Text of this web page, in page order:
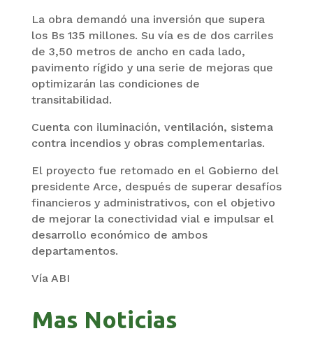
La obra demandó una inversión que supera
los Bs 135 millones. Su vía es de dos carriles
de 3,50 metros de ancho en cada lado,
pavimento rígido y una serie de mejoras que
optimizarán las condiciones de
transitabilidad.
Cuenta con iluminación, ventilación, sistema
contra incendios y obras complementarias.
El proyecto fue retomado en el Gobierno del
presidente Arce, después de superar desafíos
financieros y administrativos, con el objetivo
de mejorar la conectividad vial e impulsar el
desarrollo económico de ambos
departamentos.
Vía ABI
Mas Noticias